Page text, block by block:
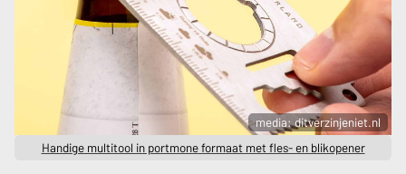
media: ditverzinjeniet.nl
Handige multitool in portmone formaat met fles- en blikopener